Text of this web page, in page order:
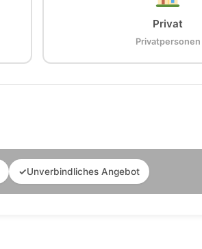
Privat
Privatpersonen
✓Unverbindliches Angebot